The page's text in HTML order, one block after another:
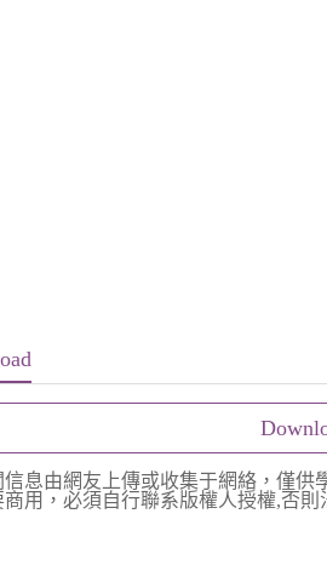
息由網友上傳或收集于網絡，僅
用，必須自行聯系版權人授權,否則